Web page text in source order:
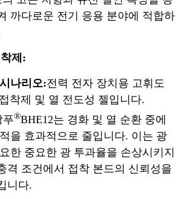
까다로운 전기 응용 분야에 적합하
제:
나리오:전력 전자 장치용 고휘도
착제 및 열 전도성 젤입니다.
푸®BHE12는 경화 및 열 순환 중에
을 효과적으로 줄입니다. 이는 광
한 중요한 광 투과율을 손상시키지
격 조건에서 접착 본드의 신뢰성을
니다.